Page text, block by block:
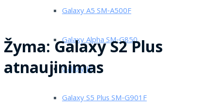
Galaxy A5 SM-A500F
Galaxy Alpha SM-G850
Galaxy J5
Galaxy S5 Plus SM-G901F
Žyma:Galaxy S2 Plus
atnaujinimas